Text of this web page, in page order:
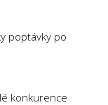
poptávky po
konkurence